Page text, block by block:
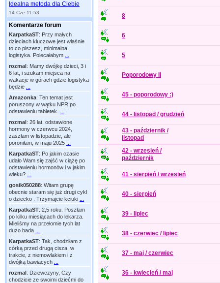
Idealna metoda dla Ciebie
14 Cze 11:53
Komentarze forum
KarpatkaST: Przy małych
dzieciach kluczowe jest właśnie
to co piszesz, minimalna
logistyka. Polecałabym
rozmal: Mamy dwójkę dzieci, 3 i
6 lat, i szukam miejsca na
wakacje w górach gdzie logistyka
będzie
Amazonka: Ten temat jest
poruszony w wątku NPR po
odstawieniu tabletek.
rozmal: 26 lat, odstawione
hormony w czerwcu 2024,
zaszłam w listopadzie, ale
poroniłam, w maju 2025
KarpatkaST: Po jakim czasie
udało Wam się zajść w ciążę po
odstawieniu hormonów i w jakim
wieku?
gosik050288: Witam grupę
obecnie staram się już drugi cykl
o dziecko . Trzymajcie kciuki
KarpatkaST: 2,5 roku. Poszłam
po kilku miesiącach do lekarza.
Mieliśmy na przełomie tych lat
dużo bada
KarpatkaST: Tak, chodziłam z
córką przed drugą cisza, w
trakcie, z niemowlakiem i z
dwójką bawiących
rozmal: Dziewczyny, Czy
chodzicie ze swoimi dziećmi do
8
6
5
Poporodowy II
45 - poporodowy :)
44 - listopad / grudzień
43 - październik /
listopad
42 - wrzesień /
październik
41 - sierpień / wrzesień
40 - sierpień
39 - lipiec
38 - czerwiec / lipiec
37 - maj / czerwiec
36 - kwiecień / maj